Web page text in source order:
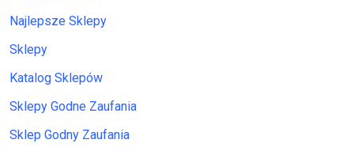
Najlepsze Sklepy
Sklepy
Katalog Sklepów
Sklepy Godne Zaufania
Sklep Godny Zaufania